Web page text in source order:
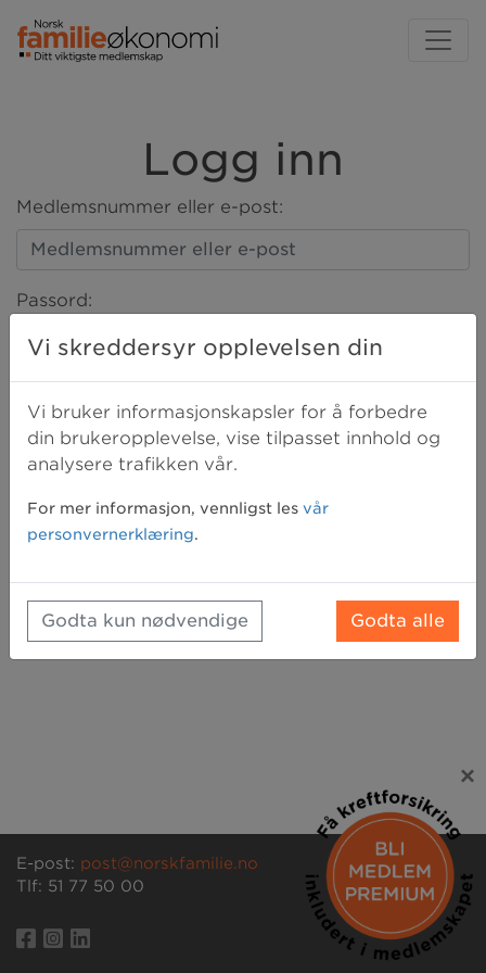
Logg inn
Medlemsnummer eller e-post:
Passord:
LOGG INN
E-post: post@norskfamilie.no
Tlf: 51 77 50 00
×
Vi skreddersyr opplevelsen din
Vi bruker informasjonskapsler for å forbedre
din brukeropplevelse, vise tilpasset innhold og
analysere trafikken vår.
For mer informasjon, vennligst les vår
personvernerklæring.
Godta kun nødvendige Godta alle